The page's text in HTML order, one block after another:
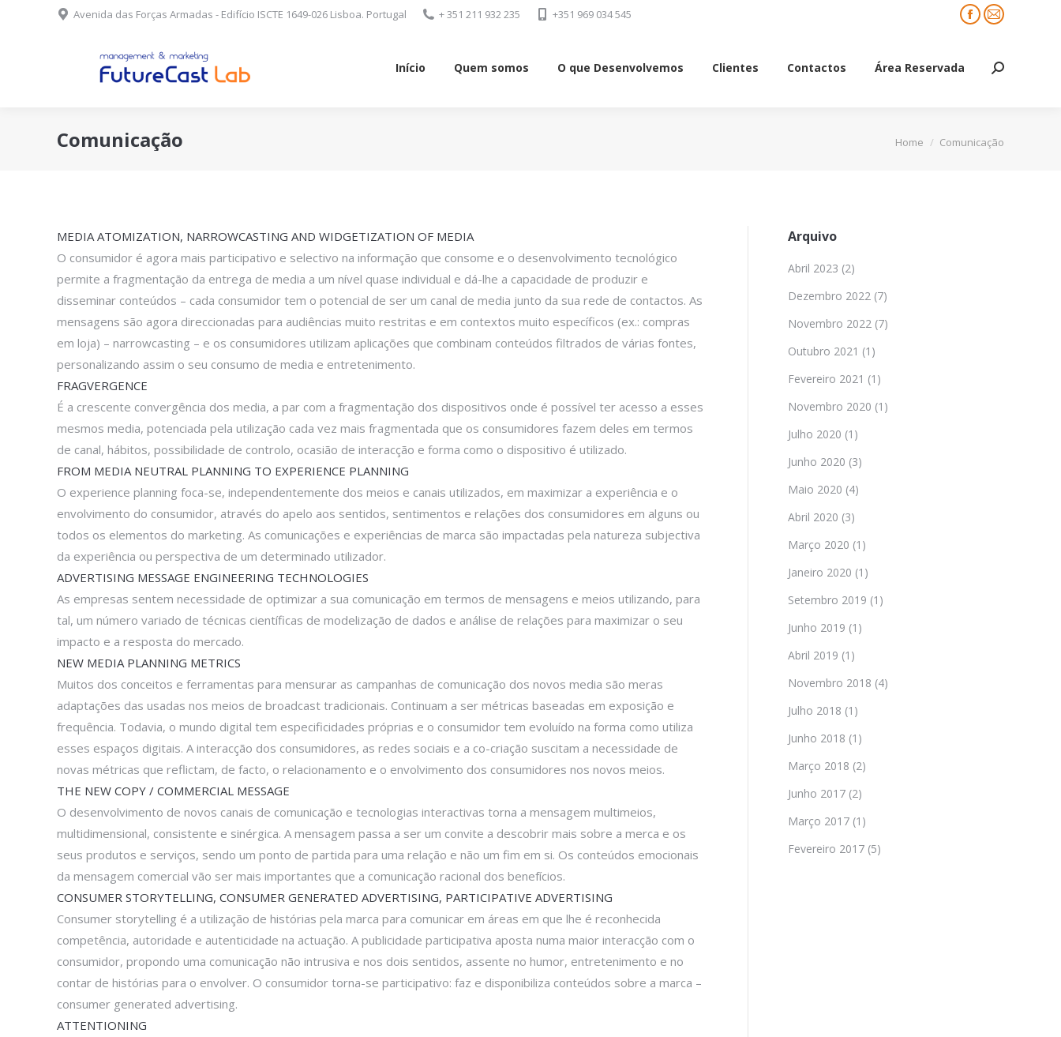
Avenida das Forças Armadas - Edifício ISCTE 1649-026 Lisboa. Portugal + 351 211 932 235 +351 969 034 545
Facebook
Mail
Início Quem somos O que Desenvolvemos Clientes Contactos Área Reservada Search:
Comunicação You are here:
Home Comunicação
MEDIA ATOMIZATION, NARROWCASTING AND WIDGETIZATION OF MEDIA
O consumidor é agora mais participativo e selectivo na informação que consome e o desenvolvimento tecnológico
permite a fragmentação da entrega de media a um nível quase individual e dá-lhe a capacidade de produzir e
disseminar conteúdos – cada consumidor tem o potencial de ser um canal de media junto da sua rede de contactos. As
mensagens são agora direccionadas para audiências muito restritas e em contextos muito específicos (ex.: compras
em loja) – narrowcasting – e os consumidores utilizam aplicações que combinam conteúdos filtrados de várias fontes,
personalizando assim o seu consumo de media e entretenimento.
FRAGVERGENCE
É a crescente convergência dos media, a par com a fragmentação dos dispositivos onde é possível ter acesso a esses
mesmos media, potenciada pela utilização cada vez mais fragmentada que os consumidores fazem deles em termos
de canal, hábitos, possibilidade de controlo, ocasião de interacção e forma como o dispositivo é utilizado.
FROM MEDIA NEUTRAL PLANNING TO EXPERIENCE PLANNING
O experience planning foca-se, independentemente dos meios e canais utilizados, em maximizar a experiência e o
envolvimento do consumidor, através do apelo aos sentidos, sentimentos e relações dos consumidores em alguns ou
todos os elementos do marketing. As comunicações e experiências de marca são impactadas pela natureza subjectiva
da experiência ou perspectiva de um determinado utilizador.
ADVERTISING MESSAGE ENGINEERING TECHNOLOGIES
As empresas sentem necessidade de optimizar a sua comunicação em termos de mensagens e meios utilizando, para
tal, um número variado de técnicas científicas de modelização de dados e análise de relações para maximizar o seu
impacto e a resposta do mercado.
NEW MEDIA PLANNING METRICS
Muitos dos conceitos e ferramentas para mensurar as campanhas de comunicação dos novos media são meras
adaptações das usadas nos meios de broadcast tradicionais. Continuam a ser métricas baseadas em exposição e
frequência. Todavia, o mundo digital tem especificidades próprias e o consumidor tem evoluído na forma como utiliza
esses espaços digitais. A interacção dos consumidores, as redes sociais e a co-criação suscitam a necessidade de
novas métricas que reflictam, de facto, o relacionamento e o envolvimento dos consumidores nos novos meios.
THE NEW COPY / COMMERCIAL MESSAGE
O desenvolvimento de novos canais de comunicação e tecnologias interactivas torna a mensagem multimeios,
multidimensional, consistente e sinérgica. A mensagem passa a ser um convite a descobrir mais sobre a merca e os
seus produtos e serviços, sendo um ponto de partida para uma relação e não um fim em si. Os conteúdos emocionais
da mensagem comercial vão ser mais importantes que a comunicação racional dos benefícios.
CONSUMER STORYTELLING, CONSUMER GENERATED ADVERTISING, PARTICIPATIVE ADVERTISING
Consumer storytelling é a utilização de histórias pela marca para comunicar em áreas em que lhe é reconhecida
competência, autoridade e autenticidade na actuação. A publicidade participativa aposta numa maior interacção com o
consumidor, propondo uma comunicação não intrusiva e nos dois sentidos, assente no humor, entretenimento e no
contar de histórias para o envolver. O consumidor torna-se participativo: faz e disponibiliza conteúdos sobre a marca –
consumer generated advertising.
ATTENTIONING
Arquivo
Abril 2023 (2)
Dezembro 2022 (7)
Novembro 2022 (7)
Outubro 2021 (1)
Fevereiro 2021 (1)
Novembro 2020 (1)
Julho 2020 (1)
Junho 2020 (3)
Maio 2020 (4)
Abril 2020 (3)
Março 2020 (1)
Janeiro 2020 (1)
Setembro 2019 (1)
Junho 2019 (1)
Abril 2019 (1)
Novembro 2018 (4)
Julho 2018 (1)
Junho 2018 (1)
Março 2018 (2)
Junho 2017 (2)
Março 2017 (1)
Fevereiro 2017 (5)
Início Área Reservada Search: